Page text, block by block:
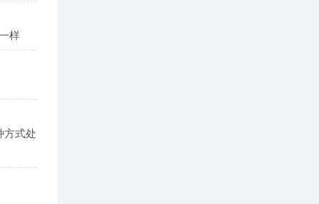
样
方式处